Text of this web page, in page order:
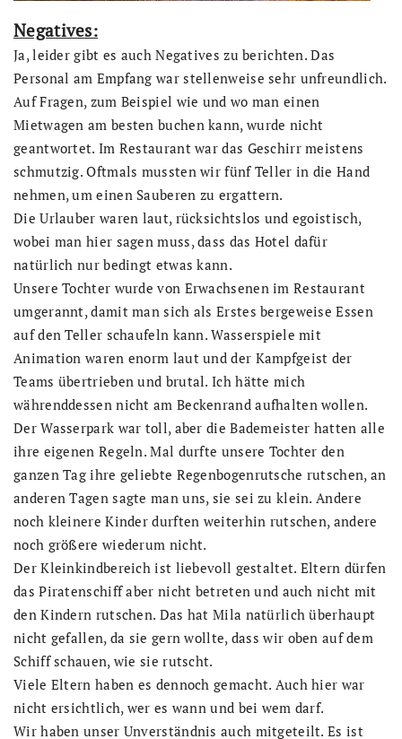
Negatives:
Ja, leider gibt es auch Negatives zu berichten. Das
Personal am Empfang war stellenweise sehr unfreundlich.
Auf Fragen, zum Beispiel wie und wo man einen
Mietwagen am besten buchen kann, wurde nicht
geantwortet. Im Restaurant war das Geschirr meistens
schmutzig. Oftmals mussten wir fünf Teller in die Hand
nehmen, um einen Sauberen zu ergattern.
Die Urlauber waren laut, rücksichtslos und egoistisch,
wobei man hier sagen muss, dass das Hotel dafür
natürlich nur bedingt etwas kann.
Unsere Tochter wurde von Erwachsenen im Restaurant
umgerannt, damit man sich als Erstes bergeweise Essen
auf den Teller schaufeln kann. Wasserspiele mit
Animation waren enorm laut und der Kampfgeist der
Teams übertrieben und brutal. Ich hätte mich
währenddessen nicht am Beckenrand aufhalten wollen.
Der Wasserpark war toll, aber die Bademeister hatten alle
ihre eigenen Regeln. Mal durfte unsere Tochter den
ganzen Tag ihre geliebte Regenbogenrutsche rutschen, an
anderen Tagen sagte man uns, sie sei zu klein. Andere
noch kleinere Kinder durften weiterhin rutschen, andere
noch größere wiederum nicht.
Der Kleinkindbereich ist liebevoll gestaltet. Eltern dürfen
das Piratenschiff aber nicht betreten und auch nicht mit
den Kindern rutschen. Das hat Mila natürlich überhaupt
nicht gefallen, da sie gern wollte, dass wir oben auf dem
Schiff schauen, wie sie rutscht.
Viele Eltern haben es dennoch gemacht. Auch hier war
nicht ersichtlich, wer es wann und bei wem darf.
Wir haben unser Unverständnis auch mitgeteilt. Es ist